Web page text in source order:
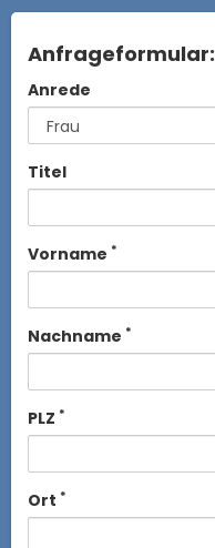
Anfrageformular:
Anrede
Titel
Vorname *
Nachname *
PLZ *
Ort *